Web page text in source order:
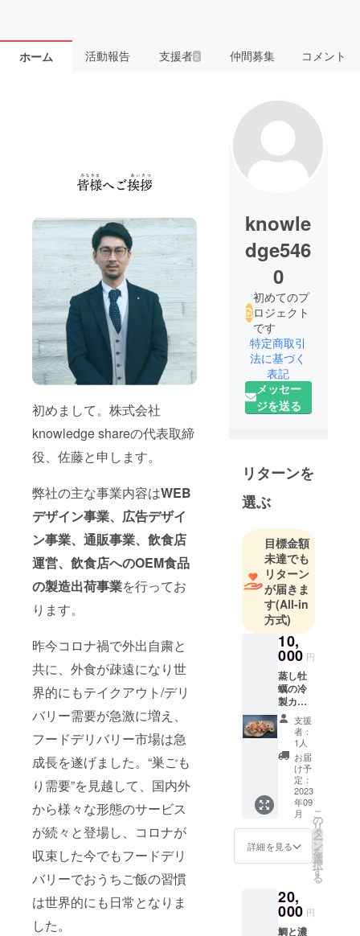
ホーム 活動報告 支援者 2 仲間募集 コメント
初めまして。株式会社
knowledge shareの代表取締
役、佐藤と申します。
弊社の主な事業内容はWEB
デザイン事業、広告デザイ
ン事業、通販事業、飲食店
運営、飲食店へのOEM食品
の製造出荷事業を行ってお
ります。
昨今コロナ禍で外出自粛と
共に、外食が疎遠になり世
界的にもテイクアウト/デリ
バリー需要が急激に増え、
フードデリバリー市場は急
成長を遂げました。“巣ごも
り需要”を見越して、国内外
から様々な形態のサービス
が続々と登場し、コロナが
収束した今でもフードデリ
バリーでおうちご飯の習慣
は世界的にも日常となりま
した。
knowle
dge546
0
初めてのプ
ロジェクト
です
特定商取引
法に基づく
表記
メッセー
ジを送る
リターンを
選ぶ
目標金額
未達でも
リターン
が届きま
す(All-in
方式)
10,
000 円
蒸し牡
蠣の冷
製カク
テル彩
り ２
～3人前
商 品 サ
370mm
×235m
m×55m
m お届
け箱サ
イズ：
390ｍｍ
×240ｍ
ｍｍ
保
存
方
支援
者：
1人
お届
け予
定：
2023
年09
月
詳細を見る
こ
の
リ
タ
ー
ン
を
選
択
す
る
20,
000 円
鯛と濃